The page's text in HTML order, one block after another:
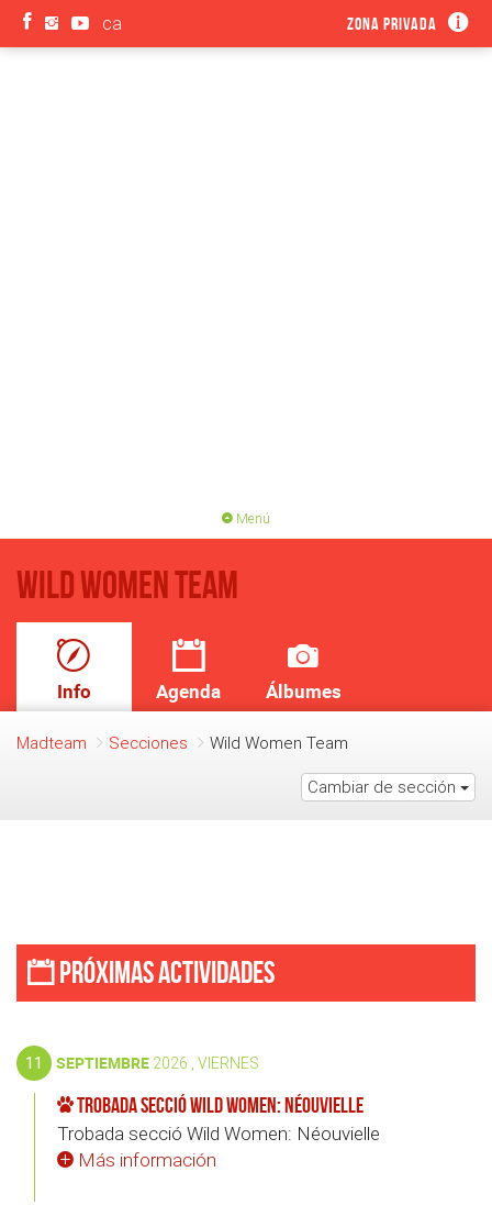
ca Zona privada
Menú
QUIEN SOMOS
HAZTE SOCIO
Wild Women Team
Info Agenda Álbumes
Madteam Secciones Wild Women Team
Cambiar de sección
Próximas actividades
11 SEPTIEMBRE 2026 , VIERNES
Trobada secció Wild Women: Néouvielle
Trobada secció Wild Women: Néouvielle
Más información